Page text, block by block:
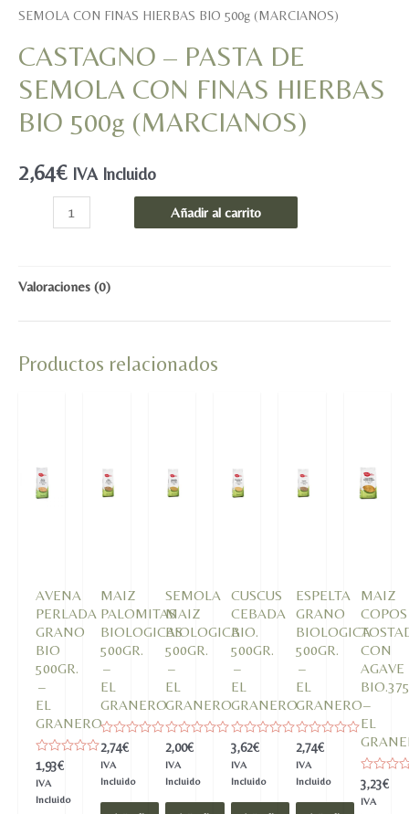
SEMOLA CON FINAS HIERBAS BIO 500g (MARCIANOS)
CASTAGNO – PASTA DE
SEMOLA CON FINAS HIERBAS
BIO 500g (MARCIANOS)
2,64€ IVA Incluido
CASTAGNO
DE
FINAS
cantidad
Añadir al carrito
Valoraciones (0)
Productos relacionados
AVENA
PERLADA
GRANO
BIO
500GR.
–
EL
GRANERO
Valorado
en
0
de
1,93€
IVA
Incluido
MAIZ
PALOMITAS
BIOLOGICAS
500GR.
–
EL
GRANERO
Valorado
en
0
de
2,74€
IVA
Incluido
SEMOLA
MAIZ
BIOLOGICA
500GR.
–
EL
GRANERO
Valorado
en
0
de
2,00€
IVA
Incluido
CUSCUS
CEBADA
BIO.
500GR.
–
EL
GRANERO
Valorado
en
0
de
3,62€
IVA
Incluido
ESPELTA
GRANO
BIOLOGICA
500GR.
–
EL
GRANERO
Valorado
en
0
de
2,74€
IVA
Incluido
MAIZ
COPOS
CON
AGAVE
–
EL
Valorado
en
0
3,23€
IVA